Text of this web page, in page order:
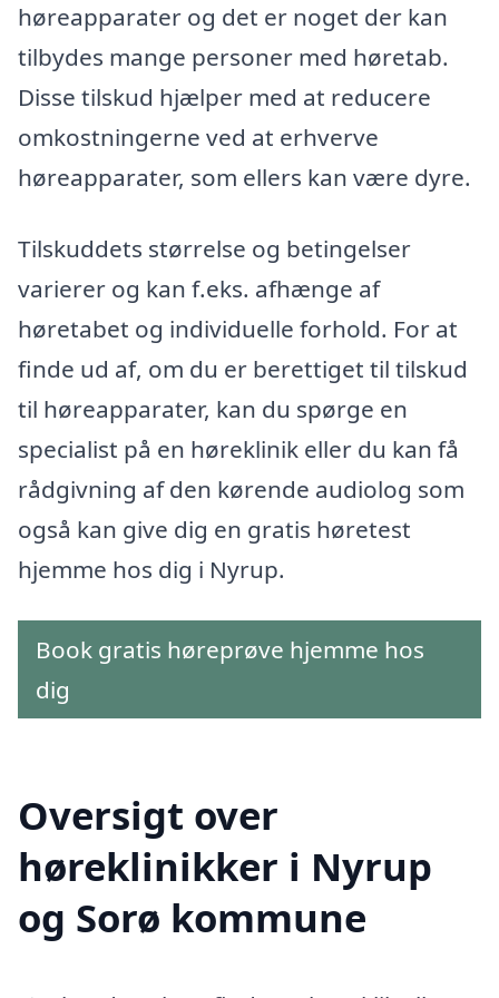
høreapparater og det er noget der kan
tilbydes mange personer med høretab.
Disse tilskud hjælper med at reducere
omkostningerne ved at erhverve
høreapparater, som ellers kan være dyre.
Tilskuddets størrelse og betingelser
varierer og kan f.eks. afhænge af
høretabet og individuelle forhold. For at
finde ud af, om du er berettiget til tilskud
til høreapparater, kan du spørge en
specialist på en høreklinik eller du kan få
rådgivning af den kørende audiolog som
også kan give dig en gratis høretest
hjemme hos dig i Nyrup.
Book gratis høreprøve hjemme hos
dig
Oversigt over
høreklinikker i Nyrup
og Sorø kommune